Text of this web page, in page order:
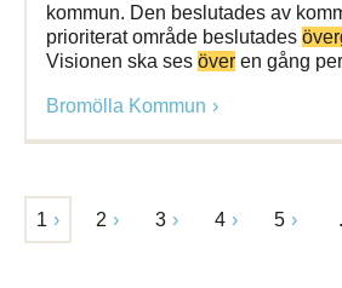
kommun. Den beslutades av
prioriterat område beslutades
Visionen ska ses över en gång
Bromölla Kommun
1 2 3 4 5